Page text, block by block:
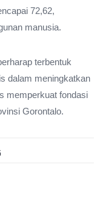
72,62,
manusia.
terbentuk
dalam meningkatkan
memperkuat fondasi
Gorontalo.